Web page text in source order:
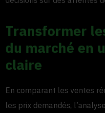
Transformer
du marché en
claire
En comparant les ventes
les prix demandés,